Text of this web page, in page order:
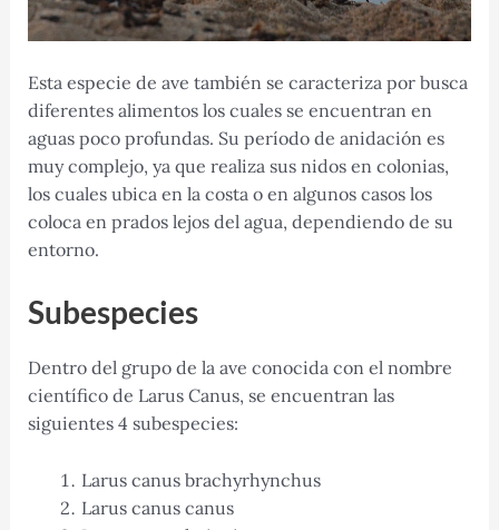
Esta especie de ave también se caracteriza por busca
diferentes alimentos los cuales se encuentran en
aguas poco profundas. Su período de anidación es
muy complejo, ya que realiza sus nidos en colonias,
los cuales ubica en la costa o en algunos casos los
coloca en prados lejos del agua, dependiendo de su
entorno.
Subespecies
Dentro del grupo de la ave conocida con el nombre
científico de Larus Canus, se encuentran las
siguientes 4 subespecies:
Larus canus brachyrhynchus
Larus canus canus